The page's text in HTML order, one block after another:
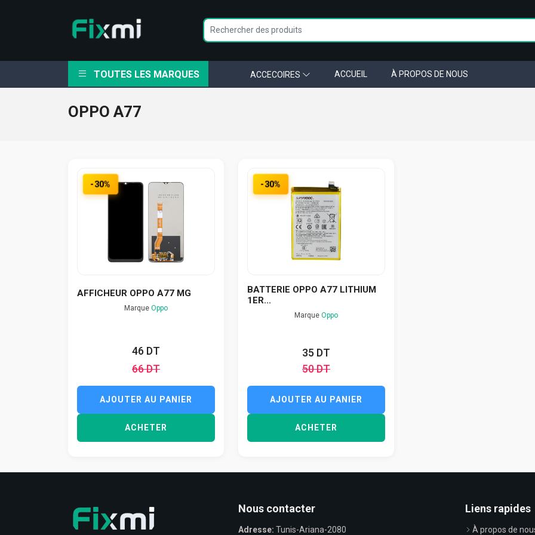
TOUTES LES MARQUES ACCECOIRES ACCUEIL À PROPOS DE NOUS
OPPO A77
-30%
AFFICHEUR OPPO A77 MG
Marque Oppo
46 DT
66 DT
AJOUTER AU PANIER
ACHETER
-30%
BATTERIE OPPO A77 LITHIUM
1ER...
Marque Oppo
35 DT
50 DT
AJOUTER AU PANIER
ACHETER
Nous contacter
Adresse: Tunis-Ariana-2080
Liens rapides
À propos de